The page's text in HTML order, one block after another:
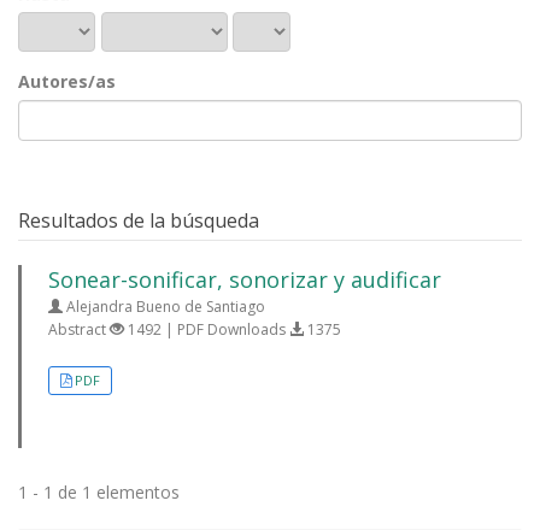
Autores/as
Resultados de la búsqueda
Sonear-sonificar, sonorizar y audificar
Alejandra Bueno de Santiago
Abstract
1492 | PDF Downloads 1375
PDF
1 - 1 de 1 elementos